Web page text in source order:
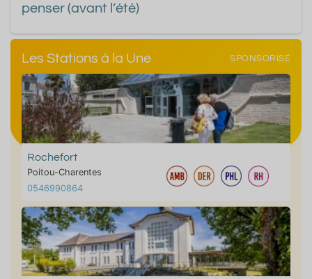
penser (avant l’été)
Les Stations à la Une SPONSORISÉ
Rochefort
Poitou-Charentes
0546990864